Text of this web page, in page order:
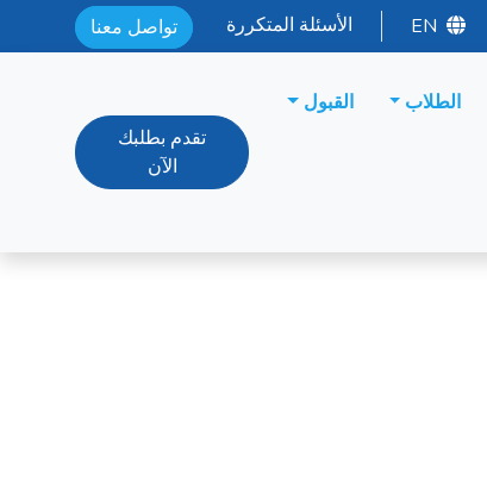
EN الأسئلة المتكررة تواصل معنا
الطلاب القبول
تقدم بطلبك
الآن